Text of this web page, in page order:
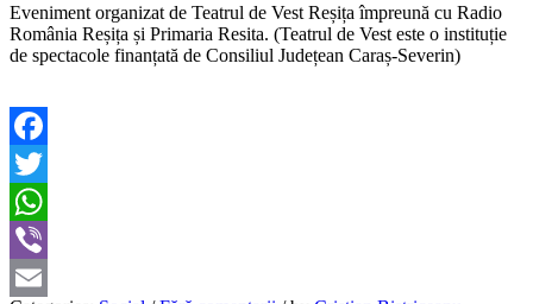
Eveniment organizat de Teatrul de Vest Reșița împreună cu Radio
România Reșița și Primaria Resita. (Teatrul de Vest este o instituție
de spectacole finanțată de Consiliul Județean Caraș-Severin)
Facebook
Twitter
WhatsApp
Viber